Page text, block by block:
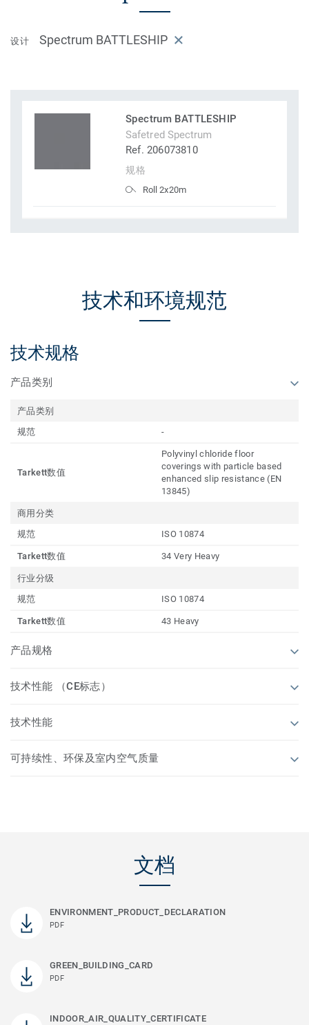
设计 Spectrum BATTLESHIP
Spectrum BATTLESHIP
Safetred Spectrum
Ref. 206073810
规格
Roll 2x20m
技术和环境规范
技术规格
产品类别
产品类别
规范
-
Tarkett数值
Polyvinyl chloride floor
coverings with particle based
enhanced slip resistance (EN
13845)
商用分类
规范
ISO 10874
Tarkett数值 34 Very Heavy
行业分级
规范
ISO 10874
Tarkett数值 43 Heavy
产品规格
技术性能 （CE标志）
技术性能
可持续性、环保及室内空气质量
文档
ENVIRONMENT_PRODUCT_DECLARATION
PDF
GREEN_BUILDING_CARD
PDF
INDOOR_AIR_QUALITY_CERTIFICATE